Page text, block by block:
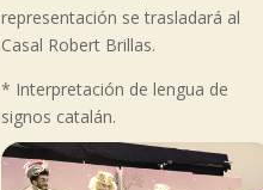
representación se trasladará al
Casal Robert Brillas.
* Interpretación de lengua de
signos catalán.